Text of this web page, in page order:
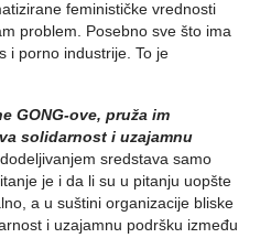
feminističke vrednosti
problem. Posebno sve što ima
i porno industrije. To je
GONG-ove, pruža im
solidarnost i uzajamnu
sredstava samo
je i da li su u pitanju uopšte
a u suštini organizacije bliske
i uzajamnu podršku između